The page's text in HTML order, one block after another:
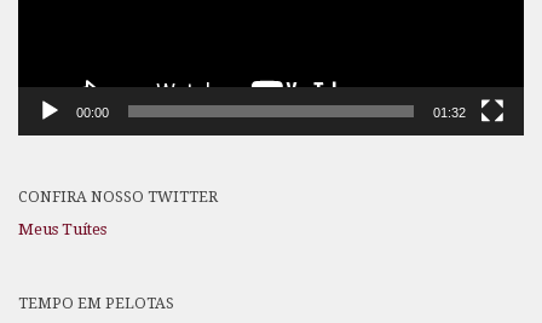
00:00 01:32
CONFIRA NOSSO TWITTER
Meus Tuítes
TEMPO EM PELOTAS